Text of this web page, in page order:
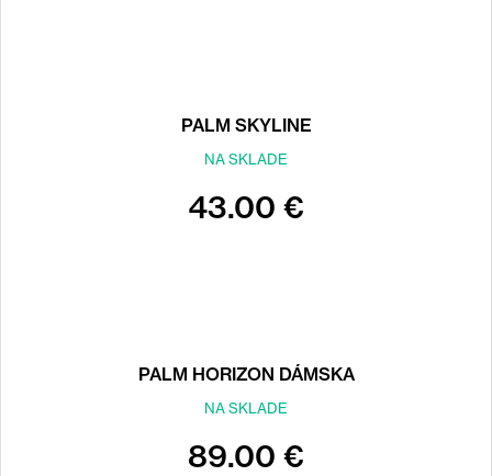
PALM SKYLINE
NA SKLADE
43.00 €
PALM HORIZON DÁMSKA
NA SKLADE
89.00 €